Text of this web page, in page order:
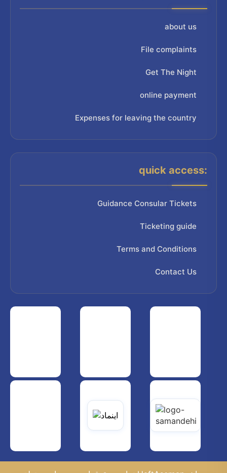
about us
File complaints
Get The Night
online payment
Expenses for leaving the country
quick access:
Guidance Consular Tickets
Ticketing guide
Terms and Conditions
Contact Us